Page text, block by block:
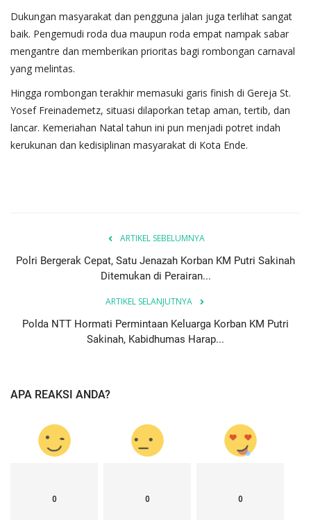
​Dukungan masyarakat dan pengguna jalan juga terlihat sangat
baik. Pengemudi roda dua maupun roda empat nampak sabar
mengantre dan memberikan prioritas bagi rombongan carnaval
yang melintas.
​Hingga rombongan terakhir memasuki garis finish di Gereja St.
Yosef Freinademetz, situasi dilaporkan tetap aman, tertib, dan
lancar. Kemeriahan Natal tahun ini pun menjadi potret indah
kerukunan dan kedisiplinan masyarakat di Kota Ende.
ARTIKEL SEBELUMNYA
Polri Bergerak Cepat, Satu Jenazah Korban KM Putri Sakinah
Ditemukan di Perairan...
ARTIKEL SELANJUTNYA
Polda NTT Hormati Permintaan Keluarga Korban KM Putri
Sakinah, Kabidhumas Harap...
APA REAKSI ANDA?
0 0 0